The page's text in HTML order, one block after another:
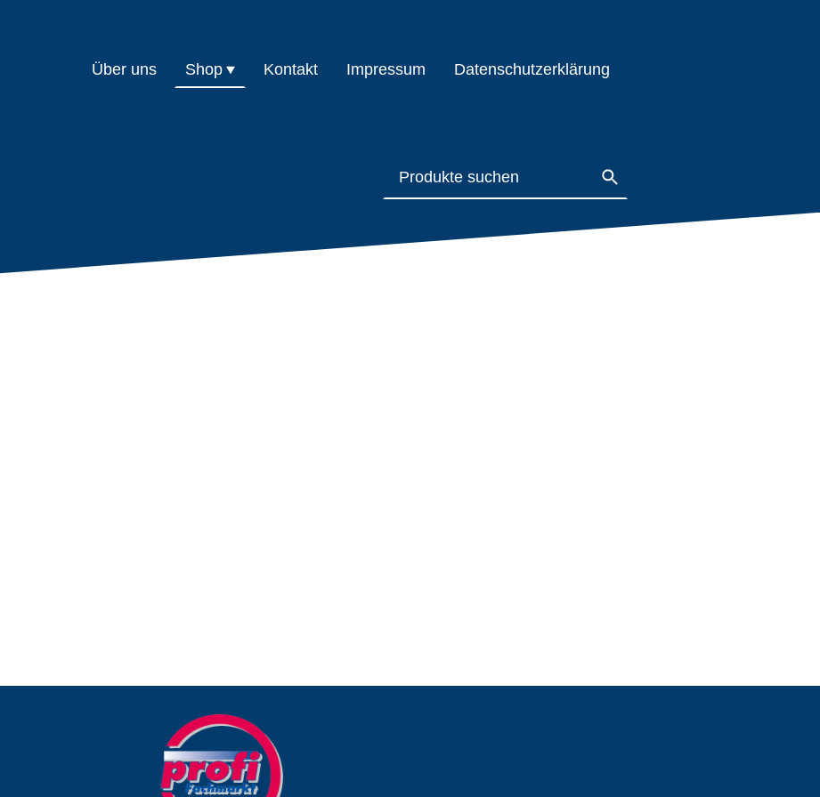
Über uns Shop Kontakt Impressum Datenschutzerklärung